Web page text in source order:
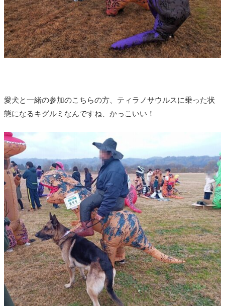
愛犬と一緒の参加のこちらの方、ティラノサウルスに乗った状
態になるキグルミなんですね、かっこいい！